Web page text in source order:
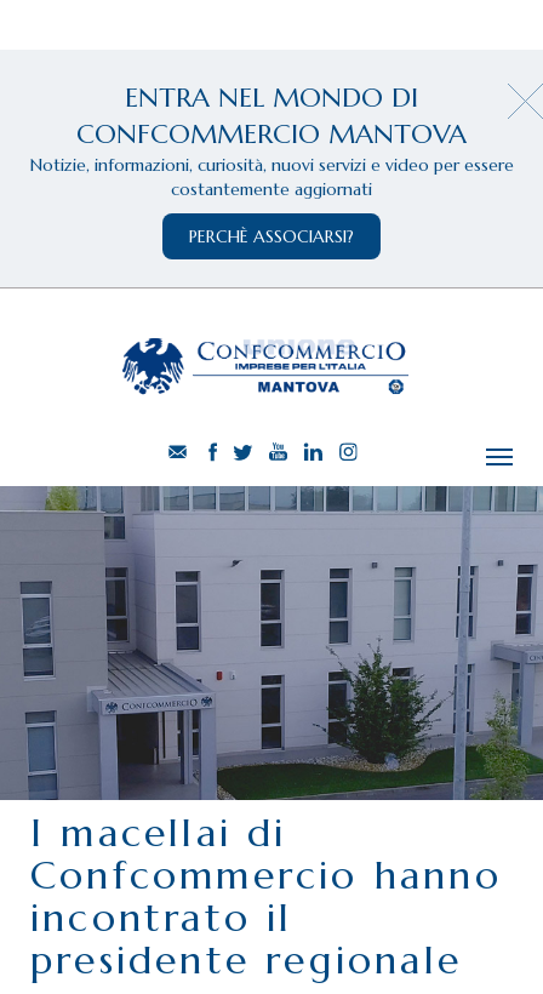
ENTRA NEL MONDO DI
CONFCOMMERCIO MANTOVA
Notizie, informazioni, curiosità, nuovi servizi e video per essere
costantemente aggiornati
PERCHÈ ASSOCIARSI?
CHI SIAMO
SERVIZI
CATEGORIE
DELEGAZIONI
ATTIVITÀ STORICHE
PERIODICO
PERCHÉ ASSOCIARSI?
DOVE SIAMO
CONTATTI
I macellai di
Confcommercio hanno
incontrato il
presidente regionale